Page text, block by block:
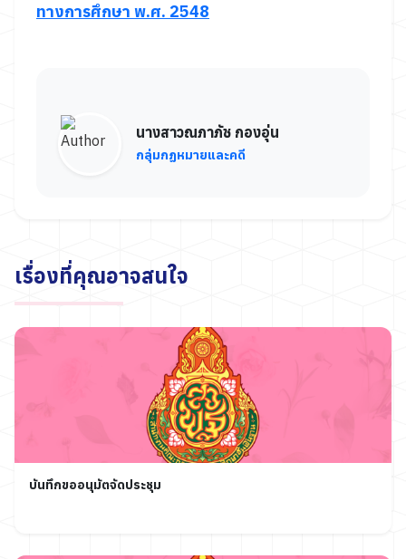
ทางการศึกษา พ.ศ. 2548
นางสาวณภาภัช กองอุ่น
กลุ่มกฏหมายและคดี
เรื่องที่คุณอาจสนใจ
บันทึกขออนุมัตจัดประชุม